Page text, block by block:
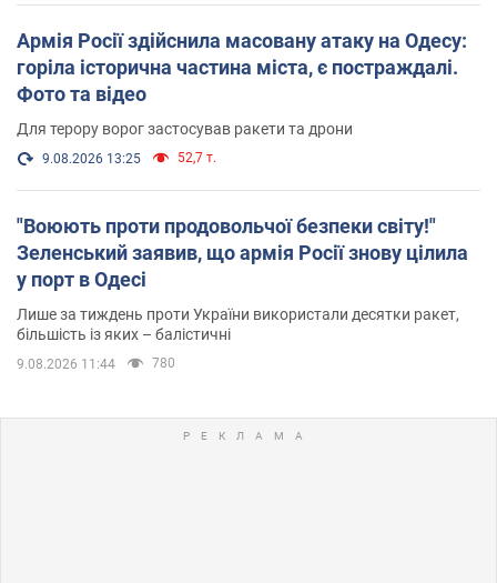
Армія Росії здійснила масовану атаку на Одесу:
горіла історична частина міста, є постраждалі.
Фото та відео
Для терору ворог застосував ракети та дрони
9.08.2026 13:25 52,7 т.
"Воюють проти продовольчої безпеки світу!"
Зеленський заявив, що армія Росії знову цілила
у порт в Одесі
Лише за тиждень проти України використали десятки ракет,
більшість із яких – балістичні
9.08.2026 11:44 780